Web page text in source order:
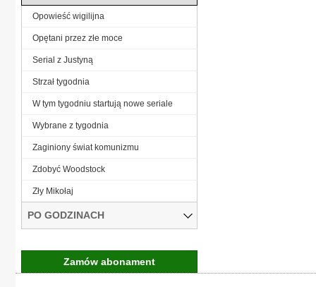
Opowieść wigilijna
Opętani przez złe moce
Serial z Justyną
Strzał tygodnia
W tym tygodniu startują nowe seriale
Wybrane z tygodnia
Zaginiony świat komunizmu
Zdobyć Woodstock
Zły Mikołaj
PO GODZINACH
Zamów abonament